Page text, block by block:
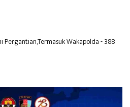
Wakapolda- 388